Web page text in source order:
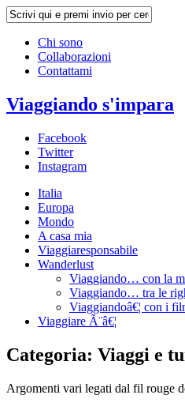
Chi sono
Collaborazioni
Contattami
Viaggiando s'impara
Facebook
Twitter
Instagram
Italia
Europa
Mondo
A casa mia
Viaggiaresponsabile
Wanderlust
Viaggiando… con la
Viaggiando… tra le
Viaggiandoâ€¦ con i
Viaggiare Ã¨â€¦
Categoria: Viaggi e
Argomenti vari legati dal fil rouge